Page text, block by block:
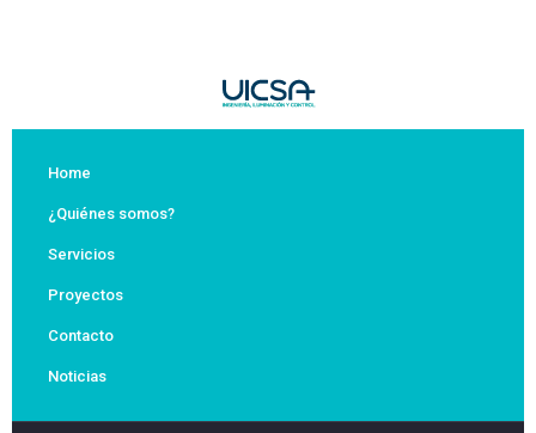
Home
¿Quiénes somos?
Servicios
Proyectos
Contacto
Noticias